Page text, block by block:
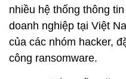
nhiều hệ thống thông
doanh nghiệp tại Việt
của các nhóm hacker,
công ransomware.